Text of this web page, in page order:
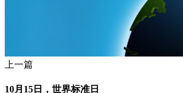
上一篇
10月15日，世界标准日